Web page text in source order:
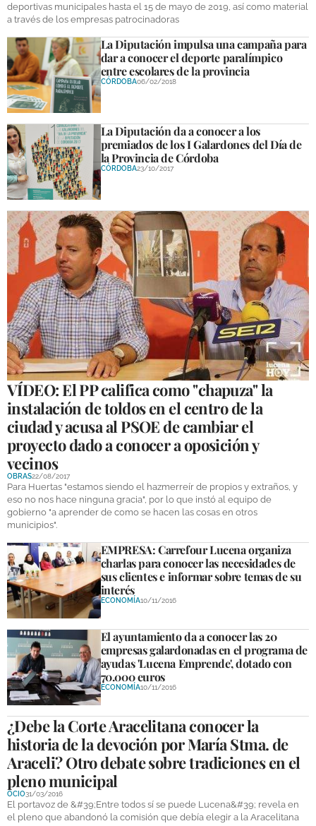
deportivas municipales hasta el 15 de mayo de 2019, así como material
a través de los empresas patrocinadoras
La Diputación impulsa una campaña para
dar a conocer el deporte paralímpico
entre escolares de la provincia
CÓRDOBA06/02/2018
La Diputación da a conocer a los
premiados de los I Galardones del Día de
la Provincia de Córdoba
CÓRDOBA23/10/2017
VÍDEO: El PP califica como "chapuza" la
instalación de toldos en el centro de la
ciudad y acusa al PSOE de cambiar el
proyecto dado a conocer a oposición y
vecinos
OBRAS22/08/2017
Para Huertas "estamos siendo el hazmerreír de propios y extraños, y
eso no nos hace ninguna gracia", por lo que instó al equipo de
gobierno "a aprender de como se hacen las cosas en otros
municipios".
EMPRESA: Carrefour Lucena organiza
charlas para conocer las necesidades de
sus clientes e informar sobre temas de su
interés
ECONOMÍA10/11/2016
El ayuntamiento da a conocer las 20
empresas galardonadas en el programa de
ayudas 'Lucena Emprende', dotado con
70.000 euros
ECONOMÍA10/11/2016
¿Debe la Corte Aracelitana conocer la
historia de la devoción por María Stma. de
Araceli? Otro debate sobre tradiciones en el
pleno municipal
OCIO31/03/2016
El portavoz de &#39;Entre todos sí se puede Lucena&#39; revela en
el pleno que abandonó la comisión que debía elegir a la Aracelitana